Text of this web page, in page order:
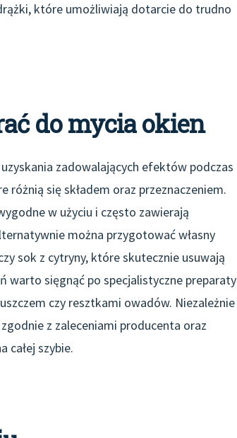
które umożliwiają dotarcie do trudno
do mycia okien
zadowalających efektów podczas
się składem oraz przeznaczeniem.
w użyciu i często zawierają
można przygotować własny
sok z cytryny, które skutecznie usuwają
warto sięgnąć po specjalistyczne preparaty
czy resztkami owadów. Niezależnie
z zaleceniami producenta oraz
całej szybie.